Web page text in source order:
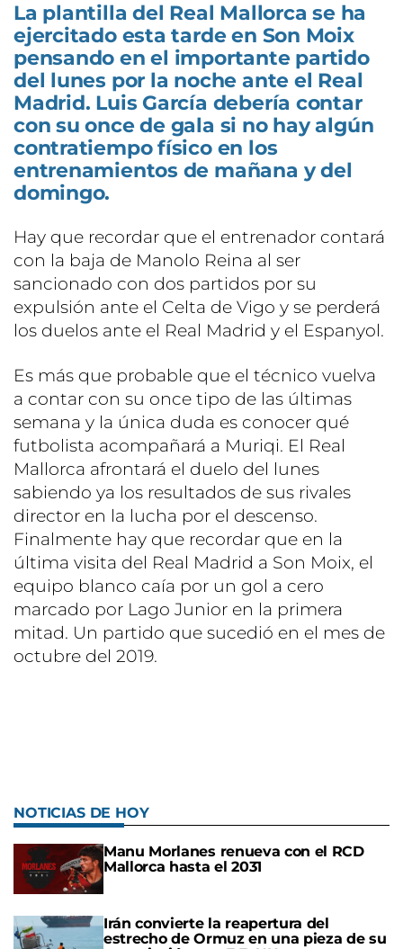
La plantilla del Real Mallorca se ha
ejercitado esta tarde en Son Moix
pensando en el importante partido
del lunes por la noche ante el Real
Madrid. Luis García debería contar
con su once de gala si no hay algún
contratiempo físico en los
entrenamientos de mañana y del
domingo.
Hay que recordar que el entrenador contará
con la baja de Manolo Reina al ser
sancionado con dos partidos por su
expulsión ante el Celta de Vigo y se perderá
los duelos ante el Real Madrid y el Espanyol.
Es más que probable que el técnico vuelva
a contar con su once tipo de las últimas
semana y la única duda es conocer qué
futbolista acompañará a Muriqi. El Real
Mallorca afrontará el duelo del lunes
sabiendo ya los resultados de sus rivales
director en la lucha por el descenso.
Finalmente hay que recordar que en la
última visita del Real Madrid a Son Moix, el
equipo blanco caía por un gol a cero
marcado por Lago Junior en la primera
mitad. Un partido que sucedió en el mes de
octubre del 2019.
NOTICIAS DE HOY
Manu Morlanes renueva con el RCD
Mallorca hasta el 2031
Irán convierte la reapertura del
estrecho de Ormuz en una pieza de su